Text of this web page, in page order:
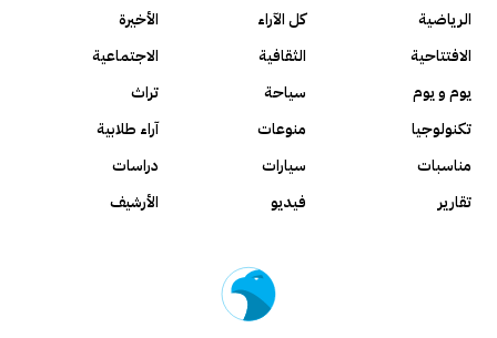
الرياضية
كل الآراء
الأخيرة
الافتتاحية
الثقافية
الاجتماعية
يوم و يوم
سياحة
تراث
تكنولوجيا
منوعات
آراء طلابية
مناسبات
سيارات
دراسات
تقارير
فيديو الأرشيف